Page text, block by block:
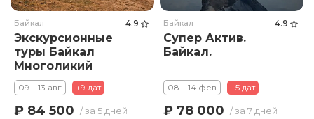
Байкал 4.9
Экскурсионные
туры Байкал
Многоликий
09 – 13 авг +9 дат
₽ 84 500 / за 5 дней
Байкал 4.9
Супер Актив.
Байкал.
08 – 14 фев +5 дат
₽ 78 000 / за 7 дней